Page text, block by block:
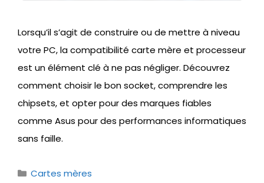
Lorsqu’il s’agit de construire ou de mettre à niveau
votre PC, la compatibilité carte mère et processeur
est un élément clé à ne pas négliger. Découvrez
comment choisir le bon socket, comprendre les
chipsets, et opter pour des marques fiables
comme Asus pour des performances informatiques
sans faille.
Catégories
Cartes mères